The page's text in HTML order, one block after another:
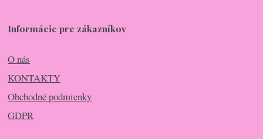
Informácie pre zákazníkov
O nás
KONTAKTY
Obchodné podmienky
GDPR